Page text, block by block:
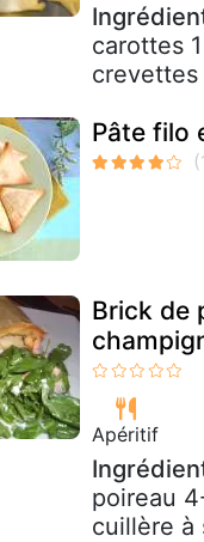
carottes
crevettes
Pâte filo
Brick de
Apéritif
poireau
cuillère à